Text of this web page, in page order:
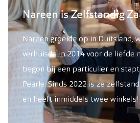
Nareen is Zelfstandig
Nareen groeide op in Duitsland,
verhuisde in 2014 voor de liefde
begon bij een particulier en
Pearle. Sinds 2022 is ze
en heeft inmiddels twee winkels!